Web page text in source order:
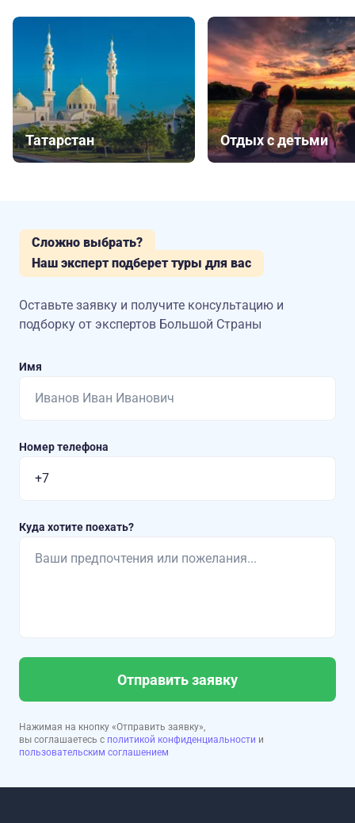
Татарстан Отдых с детьми
Сложно выбрать?
Наш эксперт подберет туры для вас
Оставьте заявку и получите консультацию и
подборку от экспертов Большой Страны
Имя
Номер телефона
Куда хотите поехать?
Отправить заявку
Нажимая на кнопку «Отправить заявку»,
вы соглашаетесь с политикой конфиденциальности и
пользовательским соглашением